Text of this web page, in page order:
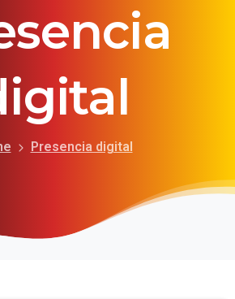
Presencia digital